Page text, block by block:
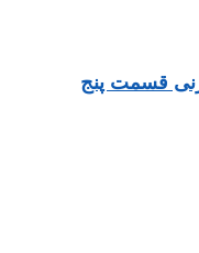
قسمت پنج